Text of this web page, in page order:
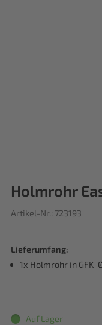
Holmrohr
Artikel-Nr.: 723193
Lieferumfang:
1x Holmrohr in GFK
Auf Lager